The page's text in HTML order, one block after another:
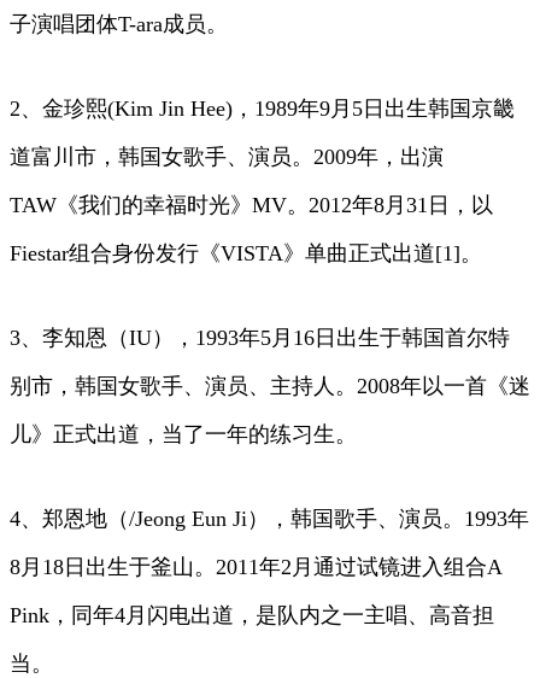
子演唱团体T-ara成员。
2、金珍熙(Kim Jin Hee)，1989年9月5日出生韩国京畿
道富川市，韩国女歌手、演员。2009年，出演
TAW《我们的幸福时光》MV。2012年8月31日，以
Fiestar组合身份发行《VISTA》单曲正式出道[1]。
3、李知恩（IU），1993年5月16日出生于韩国首尔特
别市，韩国女歌手、演员、主持人。2008年以一首《迷
儿》正式出道，当了一年的练习生。
4、郑恩地（/Jeong Eun Ji），韩国歌手、演员。1993年
8月18日出生于釜山。2011年2月通过试镜进入组合A
Pink，同年4月闪电出道，是队内之一主唱、高音担
当。